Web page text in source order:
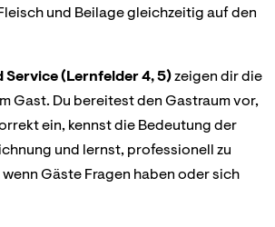
und Beilage gleichzeitig auf den
Service (Lernfelder 4, 5)zeigen dir die
Gast. Du bereitest den Gastraum vor,
ein, kennst die Bedeutung der
und lernst, professionell zu
Gäste Fragen haben oder sich